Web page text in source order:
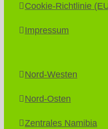
Cookie-Richtlinie
Impressum
Nord-Westen
Nord-Osten
Zentrales Namibia